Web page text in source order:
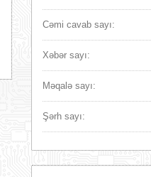
Cəmi cavab sayı:
Xəbər sayı:
Məqalə sayı:
Şərh sayı: